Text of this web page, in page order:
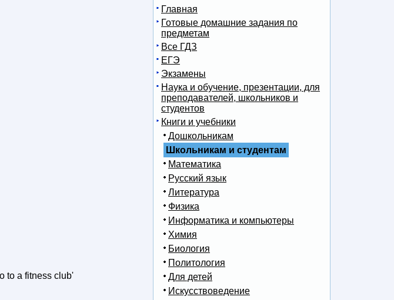
to a fitness club'
Главная
Готовые домашние задания по
предметам
Все ГДЗ
ЕГЭ
Экзамены
Наука и обучение, презентации, для
преподавателей, школьников и
студентов
Книги и учебники
Дошкольникам
Школьникам и студентам
Математика
Русский язык
Литература
Физика
Информатика и компьютеры
Химия
Биология
Политология
Для детей
Искусствоведение